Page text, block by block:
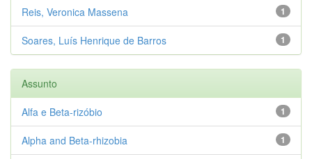
1
Reis, Veronica Massena
1
Soares, Luís Henrique de Barros
Assunto
1
Alfa e Beta-rizóbio
1
Alpha and Beta-rhizobia